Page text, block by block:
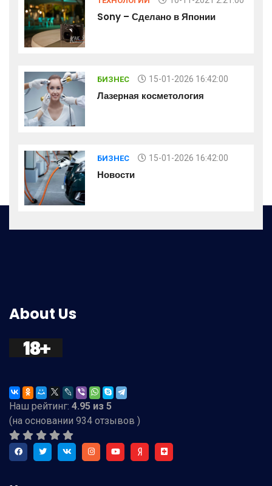
Sony – Сделано в Японии
БИЗНЕС 15-01-2026 16:42:00
Лазерная косметология
БИЗНЕС 15-01-2026 16:42:00
Новости
About Us
Наш рейтинг: 4.95 из 5
(на основании 934 отзывов )